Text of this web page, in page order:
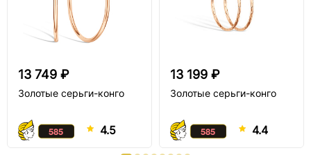
13 749 ₽
Золотые серьги-конго
4.5
13 199 ₽
Золотые серьги-конго
4.4